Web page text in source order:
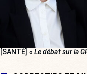
[SANTÉ] « Le débat sur la